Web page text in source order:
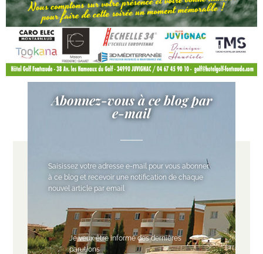
Abonnez-vous à ce blog par
e-mail
Saisissez votre adresse e-mail pour vous abonner
à ce blog et recevoir une notification de chaque
nouvel article par email
Je veux être informé des dernières
parutions